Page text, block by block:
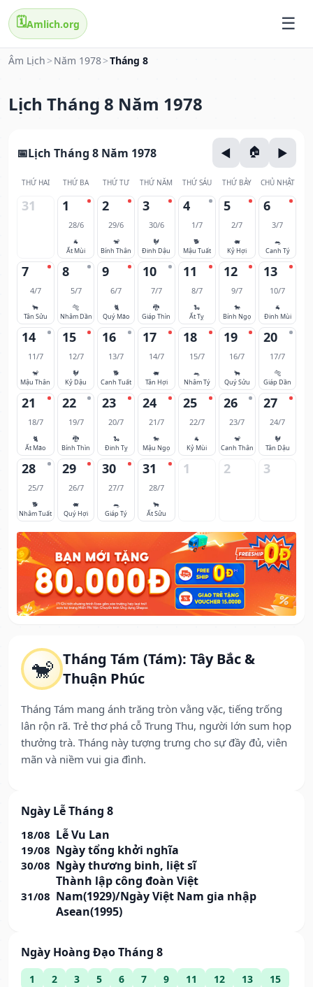
🗓️Amlich.org
Âm Lịch > Năm 1978>Tháng 8
Lịch Tháng 8 Năm 1978
🐒 Tháng Tám (Tám): Tây Bắc &
Thuận Phúc
Tháng Tám mang ánh trăng tròn vằng vặc, tiếng trống
lân rộn rã. Trẻ thơ phá cỗ Trung Thu, người lớn sum họp
thưởng trà. Tháng này tượng trưng cho sự đầy đủ, viên
mãn và niềm vui gia đình.
Ngày Lễ Tháng 8
18/08 Lễ Vu Lan
19/08 Ngày tổng khởi nghĩa
30/08 Ngày thương binh, liệt sĩ
31/08
Thành lập công đoàn Việt
Nam(1929)/Ngày Việt Nam gia nhập
Asean(1995)
Ngày Hoàng Đạo Tháng 8
1 2 3 5 6 7 9 11 12 13
15
Lịch Tháng 8 Năm 1978
THỨ HAI THỨ BA THỨ TƯ THỨ NĂM THỨ SÁU THỨ BẢY CHỦ NHẬT
31 1
28/6
🐐
Ất Mùi
2
29/6
🐒
Bính Thân
3
30/6
🐓
Đinh Dậu
4
1/7
🐕
Mậu Tuất
5
2/7
🐖
Kỷ Hợi
6
3/7
🐀
Canh Tý
7
4/7
🐂
Tân Sửu
8
5/7
🐅
Nhâm Dần
9
6/7
🐈
Quý Mão
10
7/7
🐉
Giáp Thìn
11
8/7
🐍
Ất Tỵ
12
9/7
🐎
Bính Ngọ
13
10/7
🐐
Đinh Mùi
14
11/7
🐒
Mậu Thân
15
12/7
🐓
Kỷ Dậu
16
13/7
🐕
Canh Tuất
17
14/7
🐖
Tân Hợi
18
15/7
🐀
Nhâm Tý
19
16/7
🐂
Quý Sửu
20
17/7
🐅
Giáp Dần
21
18/7
🐈
Ất Mão
22
19/7
🐉
Bính Thìn
23
20/7
🐍
Đinh Tỵ
24
21/7
🐎
Mậu Ngọ
25
22/7
🐐
Kỷ Mùi
26
23/7
🐒
Canh Thân
27
24/7
🐓
Tân Dậu
28
25/7
🐕
Nhâm Tuất
29
26/7
🐖
Quý Hợi
30
27/7
🐀
Giáp Tý
31
28/7
🐂
Ất Sửu
1 2 3